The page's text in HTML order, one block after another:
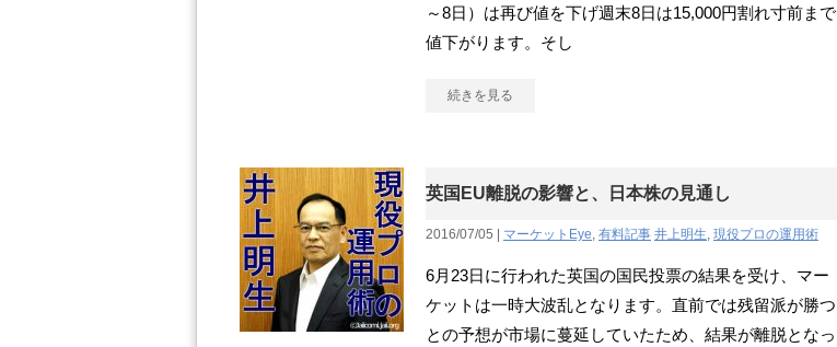
～8日）は再び値を下げ週末8日は15,000円割れ寸前まで
値下がります。そし
続きを見る
英国EU離脱の影響と、日本株の見通し
2016/07/05 | マーケットEye, 有料記事 井上明生, 現役プロの運用術
6月23日に行われた英国の国民投票の結果を受け、マー
ケットは一時大波乱となります。直前では残留派が勝つ
との予想が市場に蔓延していたため、結果が離脱となっ